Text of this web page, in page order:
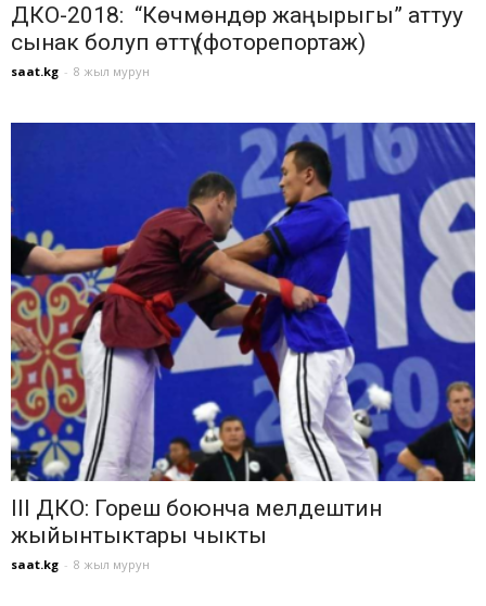
ДКО-2018: “Көчмөндөр жаңырыгы” аттуу
сынак болуп өттү (фоторепортаж)
saat.kg - 8 жыл мурун
III ДКО: Гореш боюнча мелдештин
жыйынтыктары чыкты
saat.kg - 8 жыл мурун